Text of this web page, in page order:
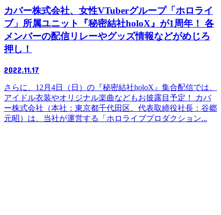
カバー株式会社、女性VTuberグループ「ホロライ
ブ」所属ユニット『秘密結社holoX』が1周年！ 各
メンバーの配信リレーやグッズ情報などがめじろ
押し！
2022.11.17
さらに、12月4日（日）の『秘密結社holoX』集合配信では、
アイドル衣装やオリジナル楽曲などもお披露目予定！ カバ
ー株式会社（本社：東京都千代田区、代表取締役社長：谷郷
元昭）は、当社が運営する「ホロライブプロダクション...